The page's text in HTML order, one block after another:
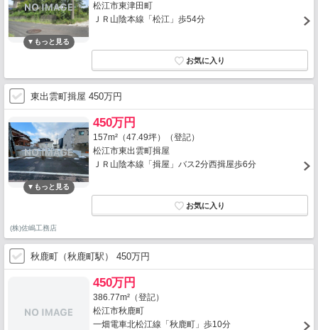
松江市東津田町
ＪＲ山陰本線「松江」歩54分
東出雲町揖屋 450万円
450万円
157m²（47.49坪）（登記）
松江市東出雲町揖屋
ＪＲ山陰本線「揖屋」バス2分西揖屋歩6分
(株)佐嶋工務店
秋鹿町（秋鹿町駅） 450万円
450万円
386.77m²（登記）
松江市秋鹿町
一畑電車北松江線「秋鹿町」歩10分